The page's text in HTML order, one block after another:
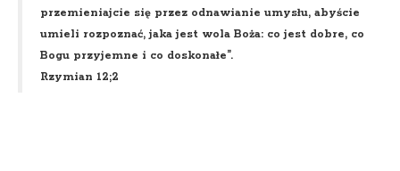
przemieniajcie się przez odnawianie umysłu, abyście
umieli rozpoznać, jaka jest wola Boża: co jest dobre, co
Bogu przyjemne i co doskonałe”.
Rzymian 12;2